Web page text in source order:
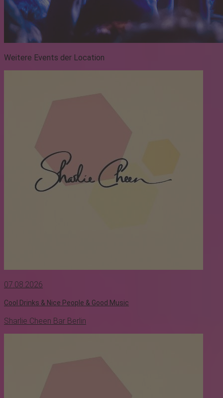
Weitere Events der Location
07.08.2026
Cool Drinks & Nice People & Good Music
Sharlie Cheen Bar Berlin